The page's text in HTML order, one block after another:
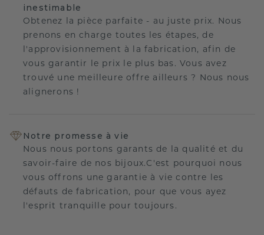
inestimable
Obtenez la pièce parfaite - au juste prix. Nous
prenons en charge toutes les étapes, de
l'approvisionnement à la fabrication, afin de
vous garantir le prix le plus bas. Vous avez
trouvé une meilleure offre ailleurs ? Nous nous
alignerons !
Notre promesse à vie
Nous nous portons garants de la qualité et du
savoir-faire de nos bijoux.C'est pourquoi nous
vous offrons une garantie à vie contre les
défauts de fabrication, pour que vous ayez
l'esprit tranquille pour toujours.